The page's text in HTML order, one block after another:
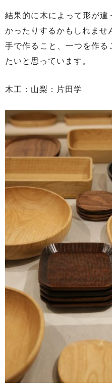
結果的に木によって形が違
かったりするかもしれませ
手で作ること、一つを作る
たいと思っています。
木工：山梨：片田学